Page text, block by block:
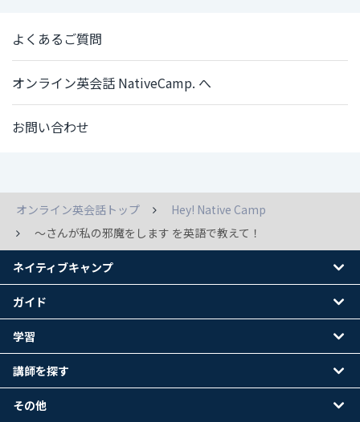
よくあるご質問
オンライン英会話 NativeCamp. へ
お問い合わせ
オンライン英会話トップ
Hey! Native Camp
～さんが私の邪魔をします を英語で教えて！
ネイティブキャンプ
ガイド
学習
講師を探す
その他